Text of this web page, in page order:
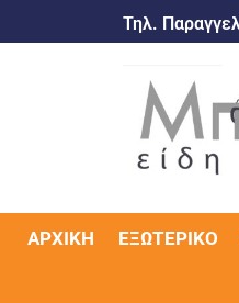
Τηλ.
ΑΡΧΙΚΉ ΕΞΩΤΕΡΙΚΌ